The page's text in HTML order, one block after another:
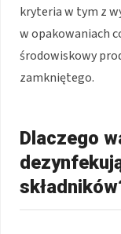
kryteria w tym z
w opakowaniach
środowiskowy
zamkniętego.
Dlaczego